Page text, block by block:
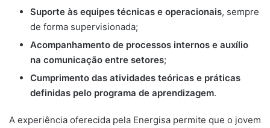
Suporte às equipes técnicas e operacionais, sempre
de forma supervisionada;
Acompanhamento de processos internos e auxílio
na comunicação entre setores;
Cumprimento das atividades teóricas e práticas
definidas pelo programa de aprendizagem.
A experiência oferecida pela Energisa permite que o jovem